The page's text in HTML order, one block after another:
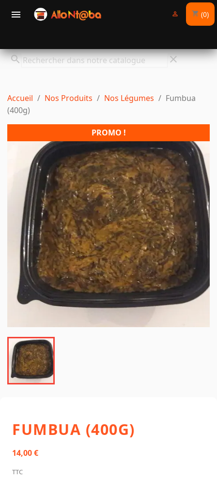
 shopping_cart (0)

search clear
Accueil Nos Produits Nos Légumes
Fumbua
(400g)
PROMO !
FUMBUA (400G)
14,00 €
TTC